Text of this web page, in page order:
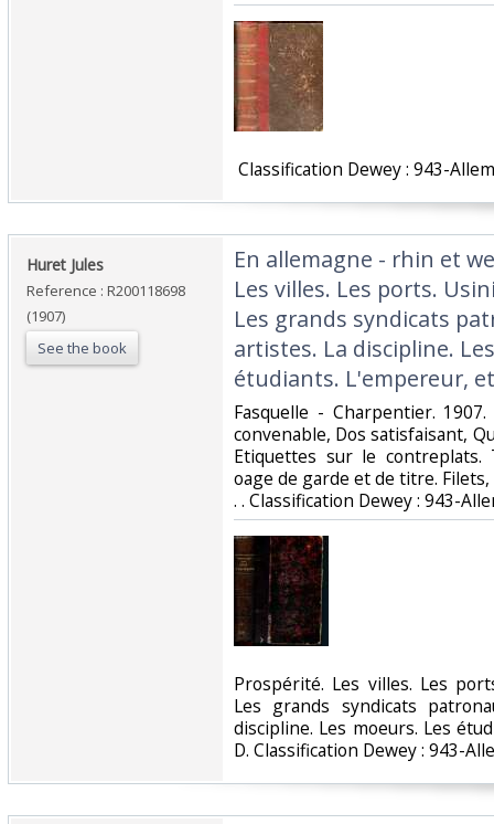
Classification Dewey : 943-
‎Huret Jules‎
Reference : R200118698
(1907)
See the book
‎En allemagne - rhin et
Les villes. Les ports.
Les grands syndicats
artistes. La discipline.
étudiants. L'empereur,
‎Fasquelle - Charpentier.
convenable, Dos satisfaisant,
Etiquettes sur le
oage de garde et de titre.
. . Classification Dewey : 943-
‎Prospérité. Les villes. Les
Les grands syndicats
discipline. Les moeurs. Les
D. Classification Dewey : 943-